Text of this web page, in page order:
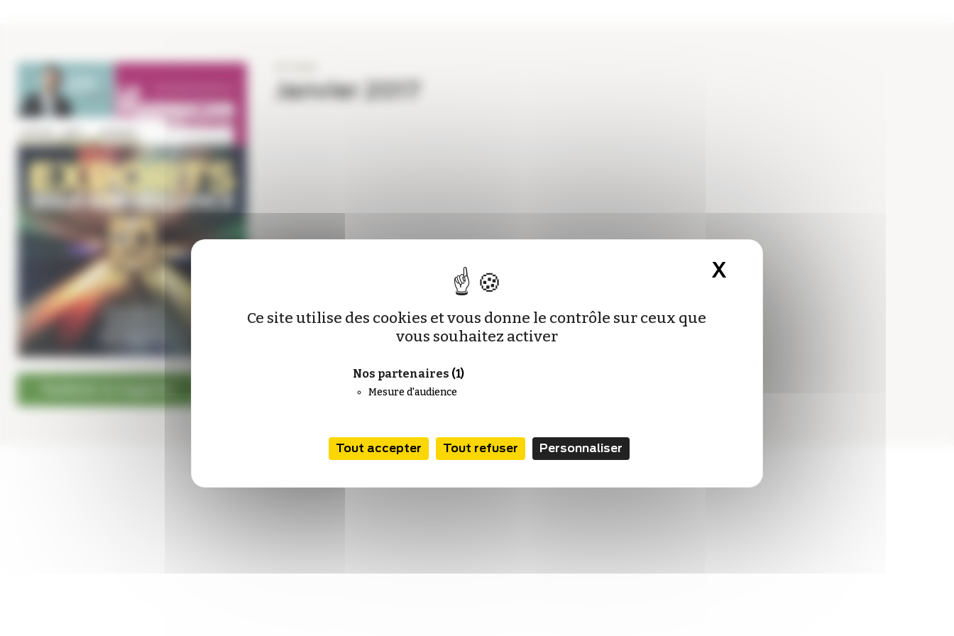
Ce site utilise des cookies et vous donne le contrôle sur ceux que
vous souhaitez activer
Nos partenaires (1)
Mesure d'audience
Tout accepter Tout refuser Personnaliser
X
Janvier 2017